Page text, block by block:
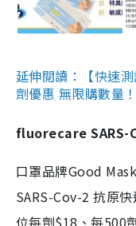
延伸閱讀：【快速
劑優惠 無限購數量
fluorecare SARS-
口罩品牌Good
SARS-Cov-2 抗原
位每劑$18、每500